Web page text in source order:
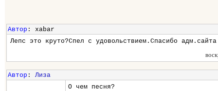
Автор : xabar
Лепс это круто?Спел с удовольствием.Спасибо
Автор : Лиза
О чем песня?